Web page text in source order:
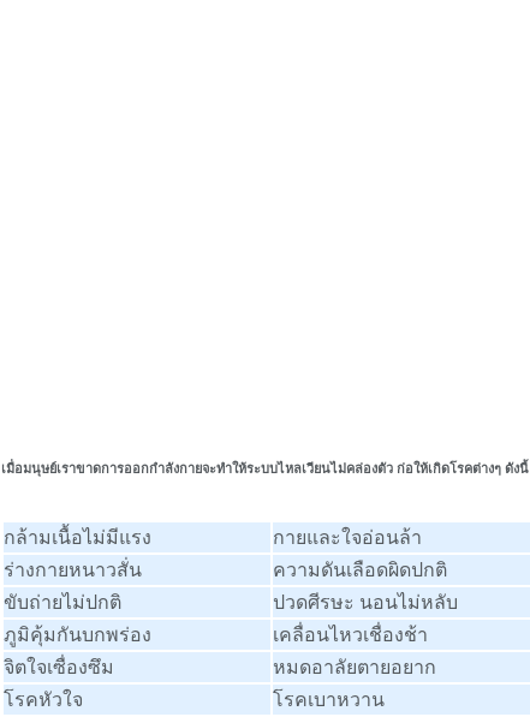
เมื่อมนุษย์เราขาดการออกกำลังกายจะทำให้ระบบไหลเวียนไม่คล่องตัว ก่อให้เกิดโรคต่างๆ ดังนี้
กล้ามเนื้อไม่มีแรง
กายและใจอ่อนล้า
ร่างกายหนาวสั่น
ความดันเลือดผิดปกติ
ขับถ่ายไม่ปกติ
ปวดศีรษะ นอนไม่หลับ
ภูมิคุ้มกันบกพร่อง
เคลื่อนไหวเชื่องช้า
จิตใจเซื่องซึม
หมดอาลัยตายอยาก
โรคหัวใจ
โรคเบาหวาน